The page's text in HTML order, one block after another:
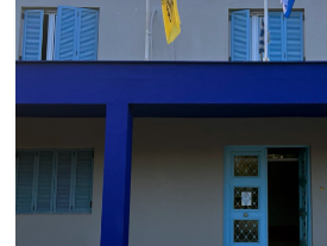
Εκκλησιαστική
Ακαδημία
Αθηνών